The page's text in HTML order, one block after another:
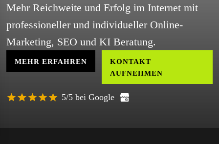
Mehr Reichweite und Erfolg im Internet mit
professioneller und individueller Online-
Marketing, SEO und KI Beratung.
MEHR ERFAHREN
KONTAKT
AUFNEHMEN
5/5 bei Google